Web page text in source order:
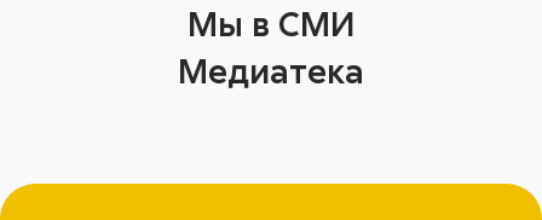
Мы в СМИ
Медиатека